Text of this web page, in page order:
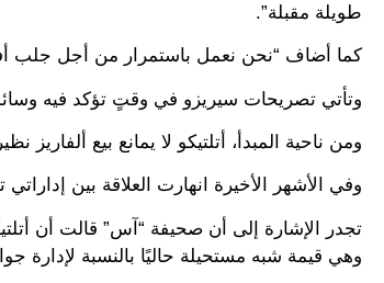
طويلة مقبلة”.
كما أضاف “نحن نعمل باستمرار من أجل جلب أفضل
وتأتي تصريحات سيريزو في وقتٍ تؤكد فيه
ومن ناحية المبدأ، أتلتيكو لا يمانع بيع
وفي الأشهر الأخيرة انهارت العلاقة بين
وهي قيمة شبه مستحيلة حاليًا بالنسبة لإدارة